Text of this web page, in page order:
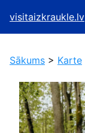
visitaizkraukle.lv
Sākums > Karte